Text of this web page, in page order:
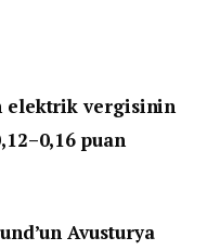
elektrik vergisinin
puan
Avusturya